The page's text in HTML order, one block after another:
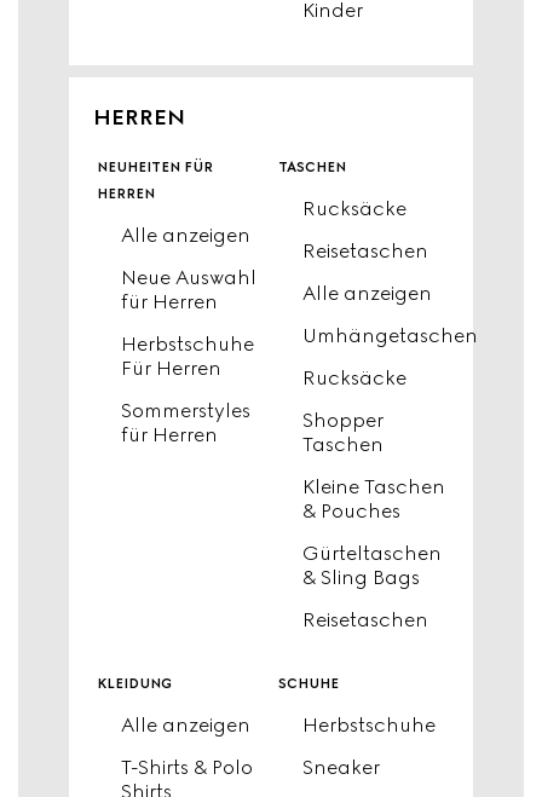
Kinder
HERREN
neuheiten für
herren
Alle anzeigen
Neue Auswahl
für Herren
Herbstschuhe
Für Herren
Sommerstyles
für Herren
taschen
Rucksäcke
Reisetaschen
Alle anzeigen
Umhängetaschen
Rucksäcke
Shopper
Taschen
Kleine Taschen
& Pouches
Gürteltaschen
& Sling Bags
Reisetaschen
kleidung
Alle anzeigen
T-Shirts & Polo
Shirts
schuhe
Herbstschuhe
Sneaker